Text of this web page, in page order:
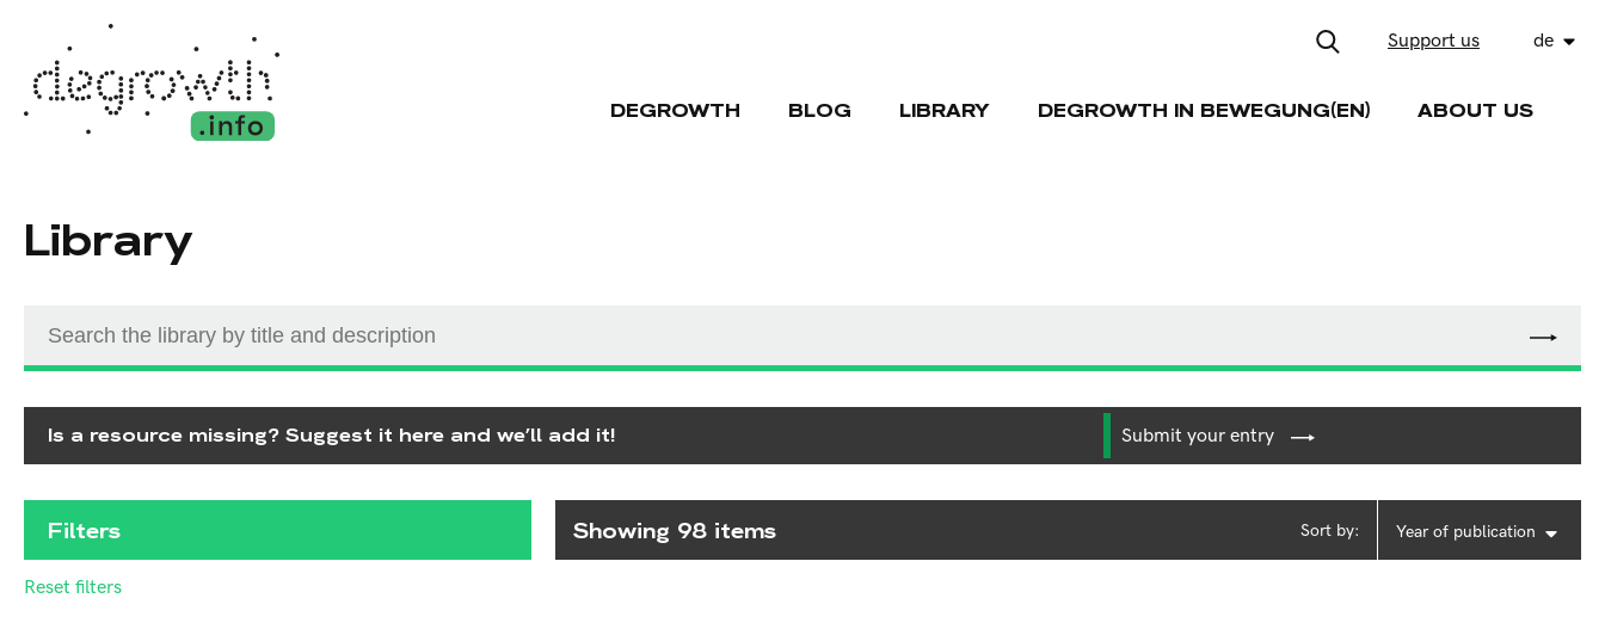
Support us de
DEGROWTH BLOG LIBRARY DEGROWTH IN BEWEGUNG(EN) ABOUT US
Library
Is a resource missing? Suggest it here and we’ll add it! Submit your entry
Filters
Reset filters
Showing 98 items Sort by: Year of publication